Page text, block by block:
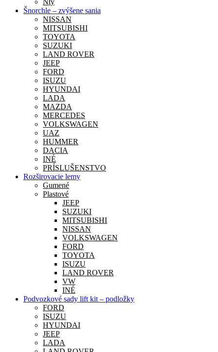
Nty
Šnorchle – zvýšene sania
NISSAN
MITSUBISHI
TOYOTA
SUZUKI
LAND ROVER
JEEP
FORD
ISUZU
HYUNDAI
LADA
MAZDA
MERCEDES
VOLKSWAGEN
UAZ
HUMMER
DACIA
INÉ
PRÍSLUŠENSTVO
Rozširovacie lemy
Gumené
Plastové
JEEP
SUZUKI
MITSUBISHI
NISSAN
VOLKSWAGEN
FORD
TOYOTA
ISUZU
LAND ROVER
VW
INÉ
Podvozkové sady lift kit – podložky
FORD
ISUZU
HYUNDAI
JEEP
LADA